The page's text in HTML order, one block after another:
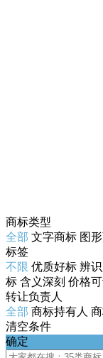
商标类型
全部 文字商标 图
标签
不限 优质好标 辨
标 含义深刻 价格
转让负责人
全部 商标持有人
清空条件
确定